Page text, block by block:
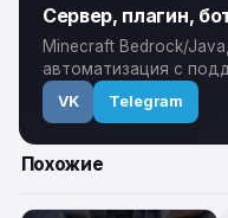
Сервер, плагин,
Minecraft Bedrock/
автоматизация с
VK Telegram
Похожие